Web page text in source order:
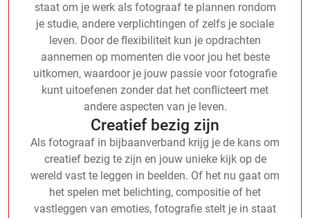
staat om je werk als fotograaf te plannen rondom
je studie, andere verplichtingen of zelfs je sociale
leven. Door de flexibiliteit kun je opdrachten
aannemen op momenten die voor jou het beste
uitkomen, waardoor je jouw passie voor fotografie
kunt uitoefenen zonder dat het conflicteert met
andere aspecten van je leven.
Creatief bezig zijn
Als fotograaf in bijbaanverband krijg je de kans om
creatief bezig te zijn en jouw unieke kijk op de
wereld vast te leggen in beelden. Of het nu gaat om
het spelen met belichting, compositie of het
vastleggen van emoties, fotografie stelt je in staat